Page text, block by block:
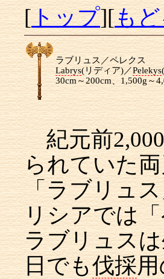
[トップ][も
ラブリュス／ペレクス
Labrys(リディア)／Pelekys
30cm～200cm、1,500g～
紀元前
られていた
「ラブリュ
リシアでは
ラブリュス
日でも伐採